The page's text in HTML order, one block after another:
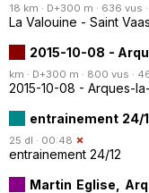
18 km · D+300 m · 636 vus
La Valouine - Saint
2015-10-08 -
km · D+300 m · 800 vus ·
2015-10-08 - Arques-
entrainement 24/
25 dl · 00:48
entrainement 24/12
Martin Eglise,